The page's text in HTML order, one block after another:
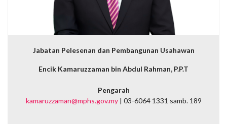
Jabatan Pelesenan dan Pembangunan Usahawan
Encik Kamaruzzaman bin Abdul Rahman, P.P.T
Pengarah
kamaruzzaman@mphs.gov.my| 03-6064 1331 samb. 189